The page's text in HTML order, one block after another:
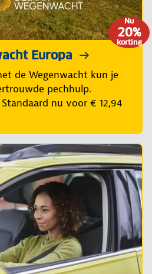
Nu
20%
korting
Europa
de Wegenwacht kun je
pechhulp.
nu voor € 12,94